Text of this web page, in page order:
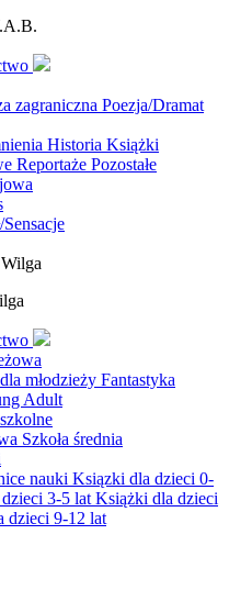
zagraniczna Poezja/Dramat
Historia Książki
Reportaże Pozostałe
młodzieży Fantastyka
Adult
Szkoła średnia
nauki Ksiązki dla dzieci 0-
3-5 lat Książki dla dzieci
dzieci 9-12 lat